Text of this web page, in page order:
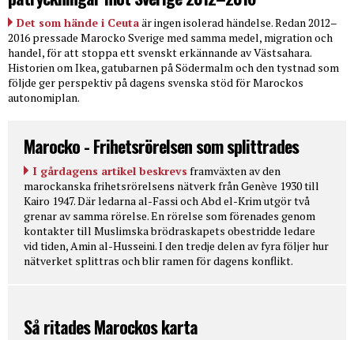
Det som hände i Ceutaär ingen isolerad händelse. Redan 2012–
2016 pressade Marocko Sverige med samma medel, migration och
handel, för att stoppa ett svenskt erkännande av Västsahara.
Historien om Ikea, gatubarnen på Södermalm och den tystnad som
följde ger perspektiv på dagens svenska stöd för Marockos
autonomiplan.
Marocko - Frihetsrörelsen som splittrades
I gårdagens artikel beskrevs framväxten av den
marockanska frihetsrörelsens nätverk från Genève 1930 till
Kairo 1947. Där ledarna al-Fassi och Abd el-Krim utgör två
grenar av samma rörelse. En rörelse som förenades genom
kontakter till Muslimska brödraskapets obestridde ledare
vid tiden, Amin al-Husseini. I den tredje delen av fyra följer hur
nätverket splittras och blir ramen för dagens konflikt.
Så ritades Marockos karta